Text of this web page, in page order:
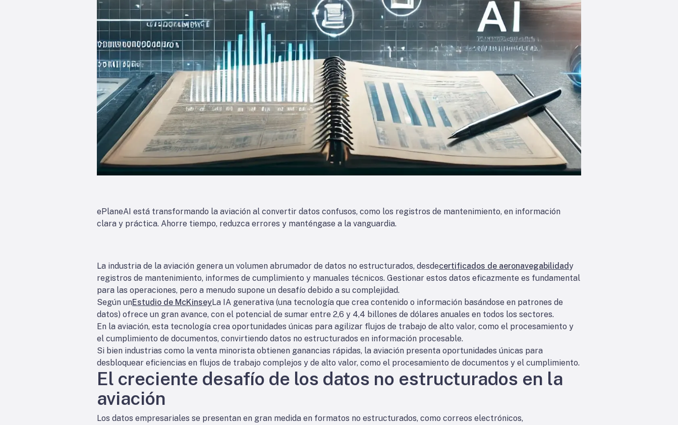
ePlaneAI está transformando la aviación al convertir datos confusos, como los registros de mantenimiento, en información
clara y práctica. Ahorre tiempo, reduzca errores y manténgase a la vanguardia.
La industria de la aviación genera un volumen abrumador de datos no estructurados, desdecertificados de aeronavegabilidady
registros de mantenimiento, informes de cumplimiento y manuales técnicos. Gestionar estos datos eficazmente es fundamental
para las operaciones, pero a menudo supone un desafío debido a su complejidad.
Según unEstudio de McKinseyLa IA generativa (una tecnología que crea contenido o información basándose en patrones de
datos) ofrece un gran avance, con el potencial de sumar entre 2,6 y 4,4 billones de dólares anuales en todos los sectores.
En la aviación, esta tecnología crea oportunidades únicas para agilizar flujos de trabajo de alto valor, como el procesamiento y
el cumplimiento de documentos, convirtiendo datos no estructurados en información procesable.
Si bien industrias como la venta minorista obtienen ganancias rápidas, la aviación presenta oportunidades únicas para
desbloquear eficiencias en flujos de trabajo complejos y de alto valor, como el procesamiento de documentos y el cumplimiento.
El creciente desafío de los datos no estructurados en la
aviación
Los datos empresariales se presentan en gran medida en formatos no estructurados, como correos electrónicos,